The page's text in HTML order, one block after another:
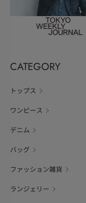
CATEGORY
トップス
ワンピース
デニム
バッグ
ファッション雑貨
ランジェリー